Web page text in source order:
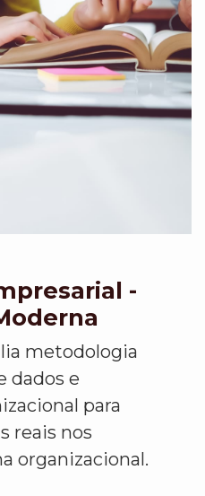
-
metodologia
dados e
para
reais nos
organizacional.